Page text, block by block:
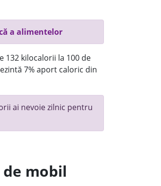
a alimentelor
132 kilocalorii la 100 de
7% aport caloric din
ai nevoie zilnic pentru
mobil